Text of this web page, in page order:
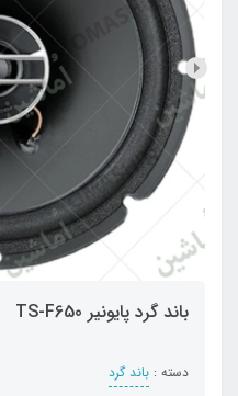
باند گرد پایونیر TS-F650
دسته : باند گرد